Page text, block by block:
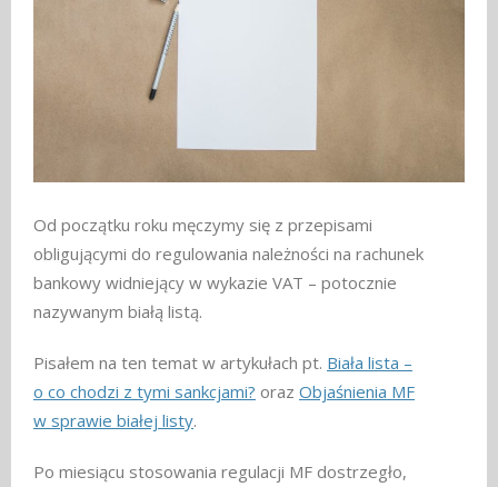
Od początku roku męczymy się z przepisami
obligującymi do regulowania należności na rachunek
bankowy widniejący w wykazie VAT – potocznie
nazywanym białą listą.
Pisałem na ten temat w artykułach pt. Biała lista –
o co chodzi z tymi sankcjami? oraz Objaśnienia MF
w sprawie białej listy.
Po miesiącu stosowania regulacji MF dostrzegło,